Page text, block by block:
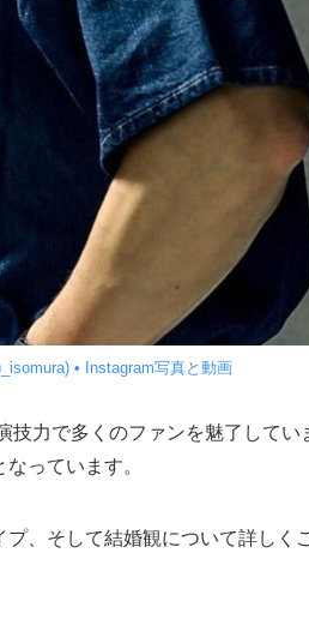
• Instagram写真と動画
技力で多くのファンを魅了してい
っています。
、そして結婚観について詳しく